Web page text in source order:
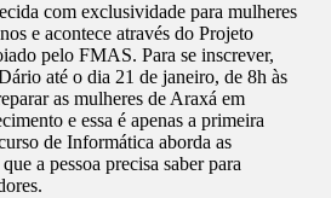
com exclusividade para mulheres
e acontece através do Projeto
pelo FMAS. Para se inscrever,
até o dia 21 de janeiro, de 8h às
as mulheres de Araxá em
e essa é apenas a primeira
de Informática aborda as
a pessoa precisa saber para